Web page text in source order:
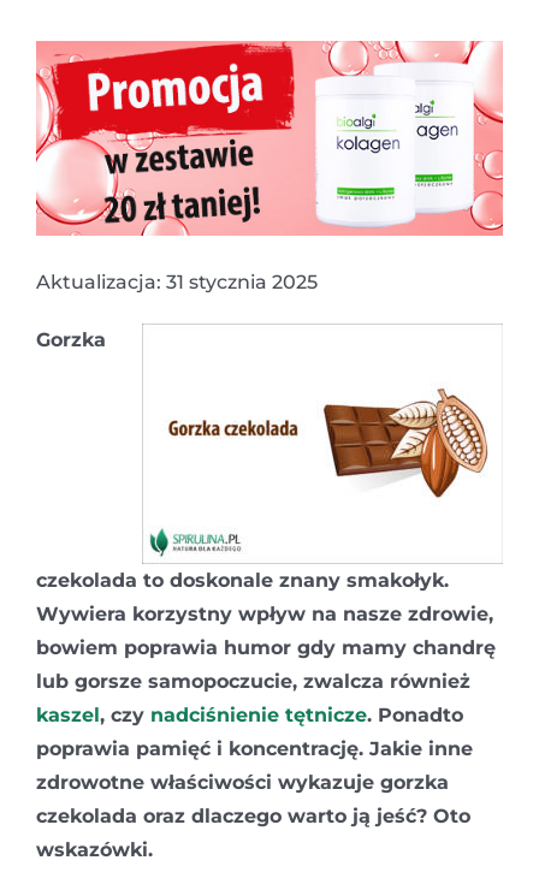
Aktualizacja: 31 stycznia 2025
Gorzka
czekolada to doskonale znany smakołyk.
Wywiera korzystny wpływ na nasze zdrowie,
bowiem poprawia humor gdy mamy chandrę
lub gorsze samopoczucie, zwalcza również
kaszel, czy nadciśnienie tętnicze. Ponadto
poprawia pamięć i koncentrację. Jakie inne
zdrowotne właściwości wykazuje gorzka
czekolada oraz dlaczego warto ją jeść? Oto
wskazówki.